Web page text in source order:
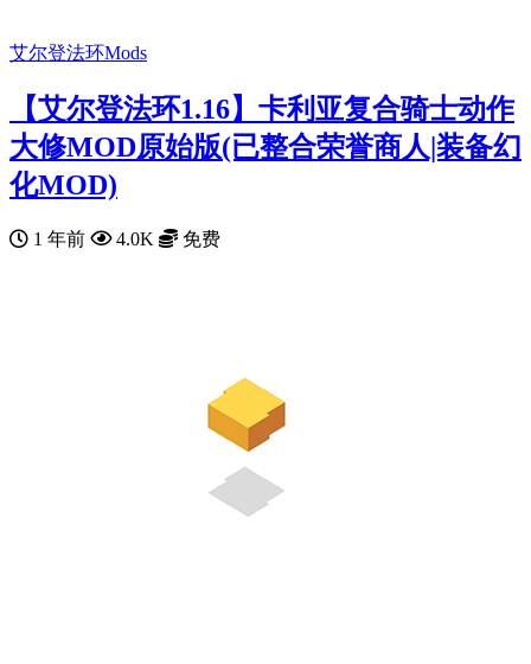
艾尔登法环Mods
【艾尔登法环1.16】卡利亚复合骑士动作
大修MOD原始版(已整合荣誉商人|装备幻
化MOD)
1 年前 4.0K 免费